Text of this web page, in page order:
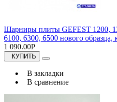
Шарниры плиты GEFEST 1200,
6100, 6300, 6500 нового образца,
1 090.00Р
КУПИТЬ
В закладки
В сравнение